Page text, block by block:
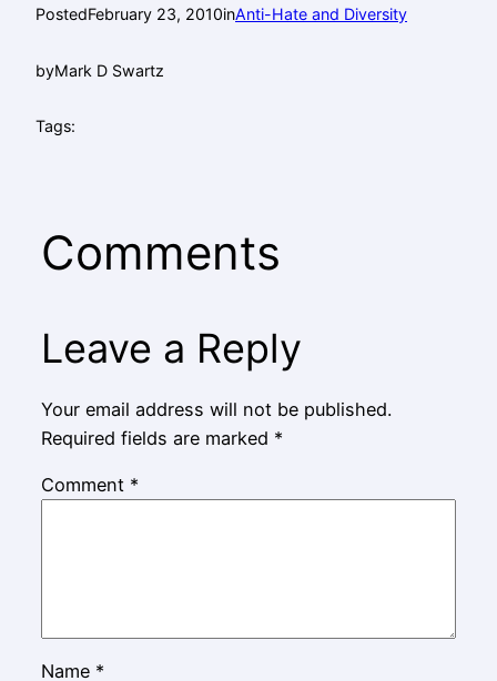
PostedFebruary 23, 2010inAnti-Hate and Diversity
byMark D Swartz
Tags:
Comments
Leave a Reply
Your email address will not be published.
Required fields are marked *
Comment *
Name *